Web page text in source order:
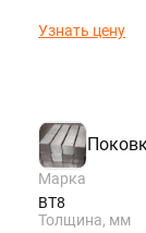
Узнать цену
Марка
ВТ8
Толщина, мм